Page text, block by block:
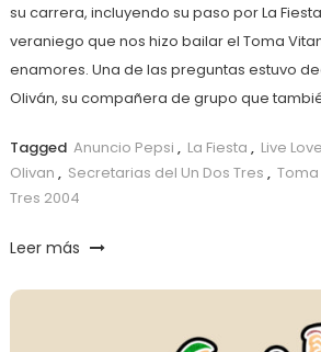
su carrera, incluyendo su paso por La
veraniego que nos hizo bailar el Toma
enamores. Una de las preguntas estuvo
Oliván, su compañera de grupo que
Tagged Anuncio Pepsi , La Fiesta , Live
Olivan , Secretarias del Un Dos Tres ,
Tres 2004
Leer más